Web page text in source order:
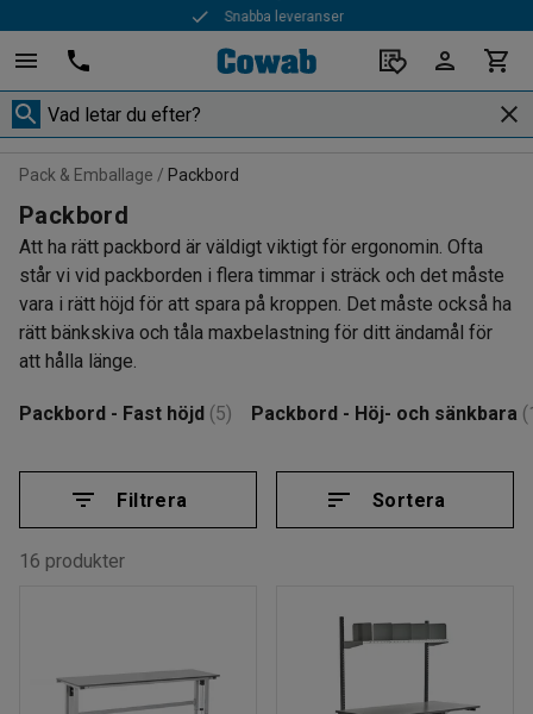
Snabba leveranser
Pack & Emballage Packbord
Packbord
Att ha rätt packbord är väldigt viktigt för ergonomin. Ofta
står vi vid packborden i flera timmar i sträck och det måste
vara i rätt höjd för att spara på kroppen. Det måste också ha
rätt bänkskiva och tåla maxbelastning för ditt ändamål för
att hålla länge.
Packbord - Fast höjd (5) Packbord - Höj- och sänkbara
Filtrera Sortera
16 produkter